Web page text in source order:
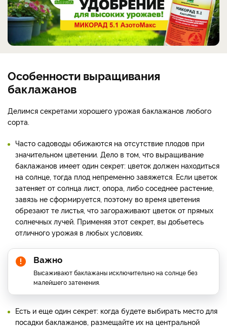
Особенности выращивания
баклажанов
Делимся секретами хорошего урожая баклажанов любого
сорта.
Часто садоводы обижаются на отсутствие плодов при
значительном цветении. Дело в том, что выращивание
баклажанов имеет один секрет: цветок должен находиться
на солнце, тогда плод непременно завяжется. Если цветок
затеняет от солнца лист, опора, либо соседнее растение,
завязь не сформируется, поэтому во время цветения
обрезают те листья, что загораживают цветок от прямых
солнечных лучей. Применяя этот секрет, вы добьетесь
отличного урожая в любых условиях.
Важно
Высаживают баклажаны исключительно на солнце без
малейшего затенения.
Есть и еще один секрет: когда будете выбирать место для
посадки баклажанов, размещайте их на центральной